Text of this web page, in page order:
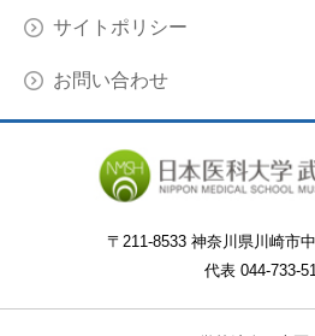
サイトポリシー
お問い合わせ
〒 211-8533 神奈川県川崎市
代表 044-733-